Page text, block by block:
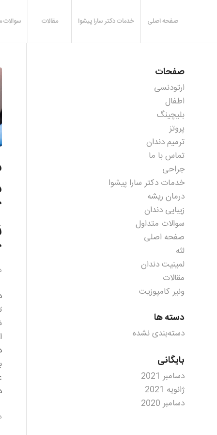
صفحه اصلی خدمات دکتر سارا پیشوا مقالات سوالات
صفحات
ارتودنسی
اطفال
بلیچینگ
پروتز
ترمیم دندان
تماس با ما
جراحی
خدمات دکتر سارا پیشوا
درمان ریشه
زیبایی دندان
سوالات متداول
صفحه اصلی
لثه
لمینیت دندان
مقالات
ونیر کامپوزیت
دسته ها
دسته‌بندی نشده
بایگانی
دسامبر 2021
ژانویه 2021
دسامبر 2020